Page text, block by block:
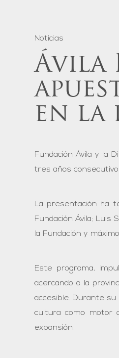
Noticias
Ávila
en la
Fundación Ávila y la
tres años
La presentación ha
Fundación Ávila; Luis
la Fundación y
Este programa,
acercando a la
accesible. Durante su
cultura como motor
expansión.